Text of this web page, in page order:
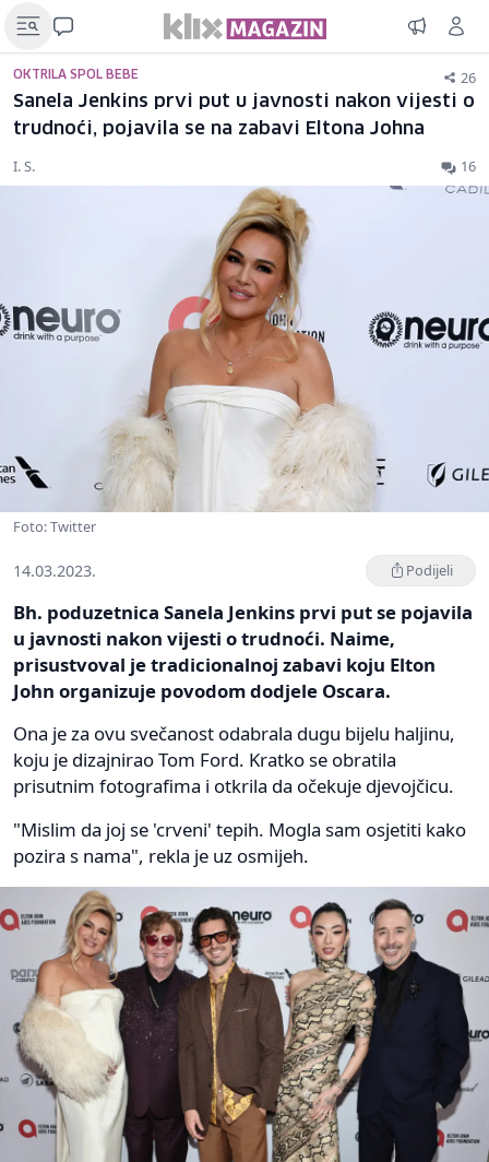
OKTRILA SPOL BEBE 26
Sanela Jenkins prvi put u javnosti nakon vijesti o
trudnoći, pojavila se na zabavi Eltona Johna
I. S. 16
Foto: Twitter
14.03.2023. Podijeli
Bh. poduzetnica Sanela Jenkins prvi put se pojavila
u javnosti nakon vijesti o trudnoći. Naime,
prisustvoval je tradicionalnoj zabavi koju Elton
John organizuje povodom dodjele Oscara.
Ona je za ovu svečanost odabrala dugu bijelu haljinu,
koju je dizajnirao Tom Ford. Kratko se obratila
prisutnim fotografima i otkrila da očekuje djevojčicu.
"Mislim da joj se 'crveni' tepih. Mogla sam osjetiti kako
pozira s nama", rekla je uz osmijeh.